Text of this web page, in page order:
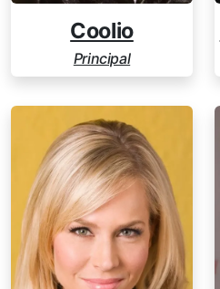
Coolio
Principal